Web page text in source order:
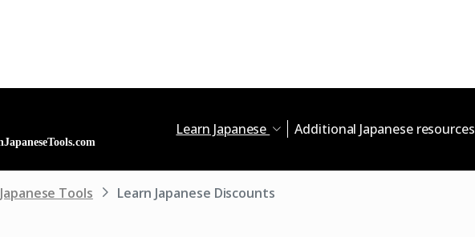
Learn Japanese Additional Japanese resources
Japanese Tools Learn Japanese Discounts